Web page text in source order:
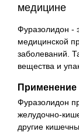
медицине
Фуразолидон -
медицинской
заболеваний.
вещества и
Применение
Фуразолидон
желудочно-
другие